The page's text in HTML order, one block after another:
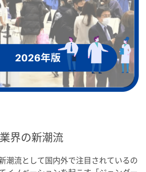
界の新潮流
潮流として国内外で注目されているの